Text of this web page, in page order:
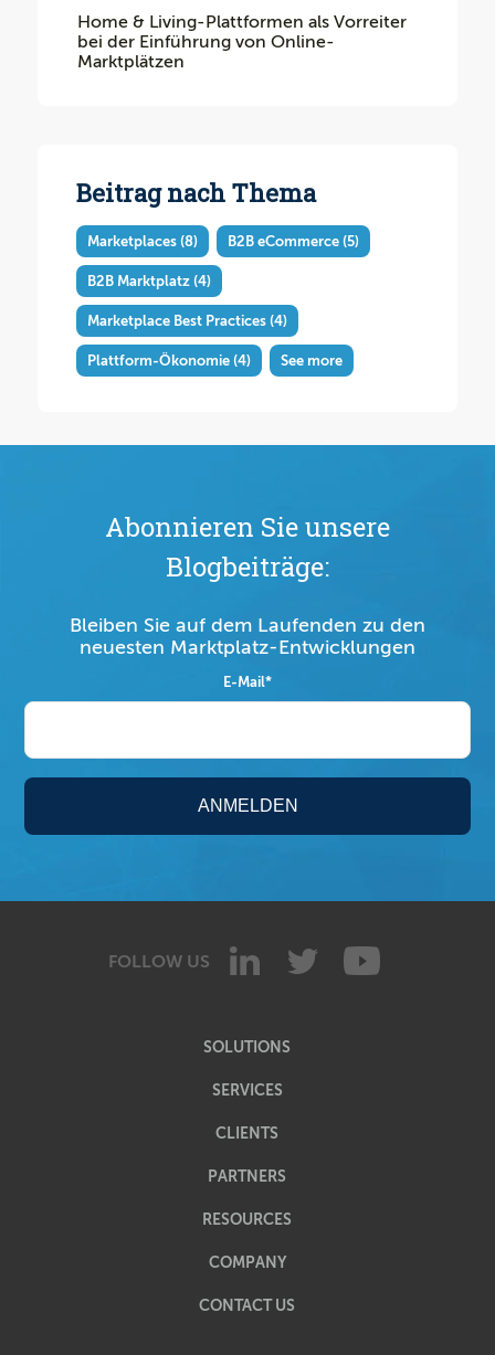
Home & Living-Plattformen als Vorreiter
bei der Einführung von Online-
Marktplätzen
Beitrag nach Thema
Marketplaces (8) B2B eCommerce (5)
B2B Marktplatz (4)
Marketplace Best Practices (4)
Plattform-Ökonomie (4) See more
Abonnieren Sie unsere
Blogbeiträge:
Bleiben Sie auf dem Laufenden zu den
neuesten Marktplatz-Entwicklungen
E-Mail*
FOLLOW US
SOLUTIONS
SERVICES
CLIENTS
PARTNERS
RESOURCES
COMPANY
CONTACT US